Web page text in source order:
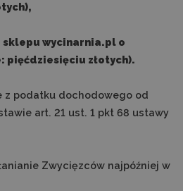
sklepu wycinarnia.pl o
pięćdziesięciu złotych).
z podatku dochodowego od
art. 21 ust. 1 pkt 68 ustawy
Zwycięzców najpóźniej w